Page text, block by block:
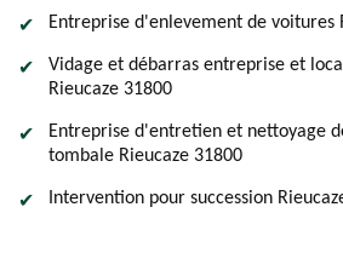
Entreprise d'enlevement de voitures
Vidage et débarras entreprise et
Rieucaze 31800
Entreprise d'entretien et nettoyage
tombale Rieucaze 31800
Intervention pour succession